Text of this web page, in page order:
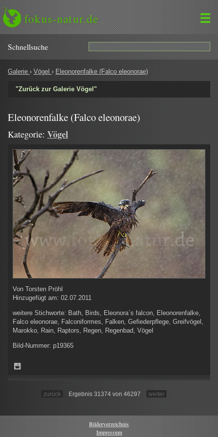
fokus-natur.de
Schnell­suche
Galerie › Vögel › Eleonorenfalke (Falco eleonorae)
"Zurück zur Galerie Vögel"
Eleonorenfalke (Falco eleonorae)
Kategorie: Vögel
Von Torsten Pröhl
Hinzugefügt am: 02.07.2011
weitere Stichworte: Bath, Birds, Eleonora`s falcon, Eleonorenfalke,
Falco eleonorae, Falconiformes, Falken, Gefiederpflege, Greifvögel,
Marokko, Rain, Raptors, Regen, Regenbad, Vögel
Bild-Nummer: p19365
zurück Ergebnis 31374 von 46297 weiter
Bilderverzeichnis
Impressum